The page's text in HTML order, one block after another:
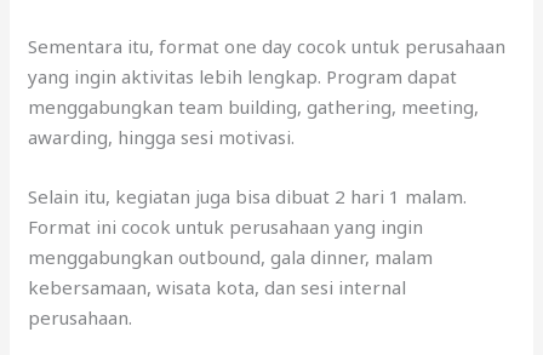
Sementara itu, format one day cocok untuk perusahaan
yang ingin aktivitas lebih lengkap. Program dapat
menggabungkan team building, gathering, meeting,
awarding, hingga sesi motivasi.
Selain itu, kegiatan juga bisa dibuat 2 hari 1 malam.
Format ini cocok untuk perusahaan yang ingin
menggabungkan outbound, gala dinner, malam
kebersamaan, wisata kota, dan sesi internal
perusahaan.